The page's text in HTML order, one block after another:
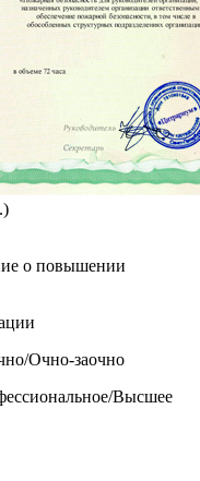
о повышении
Очно-заочно
Высшее